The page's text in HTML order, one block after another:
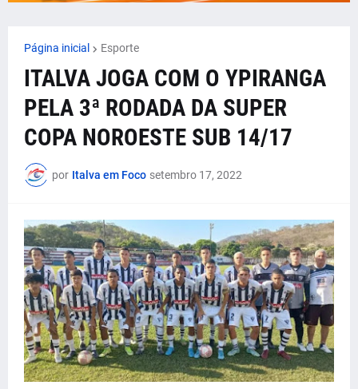
Página inicial Esporte
ITALVA JOGA COM O YPIRANGA
PELA 3ª RODADA DA SUPER
COPA NOROESTE SUB 14/17
por Italva em Foco setembro 17, 2022